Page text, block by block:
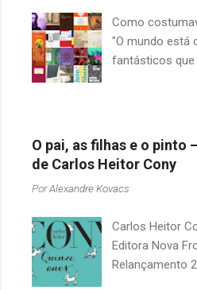
Como
"O mundo está
fantásticos que
quando
escritores
a uma
acabamos
antipatia a
justamente o
como uma
obras, já em
O pai, as filhas e o pinto
de Carlos Heitor Cony
PorAlexandre Kovacs
Carlos Heitor
Editora Nova
Relançamento